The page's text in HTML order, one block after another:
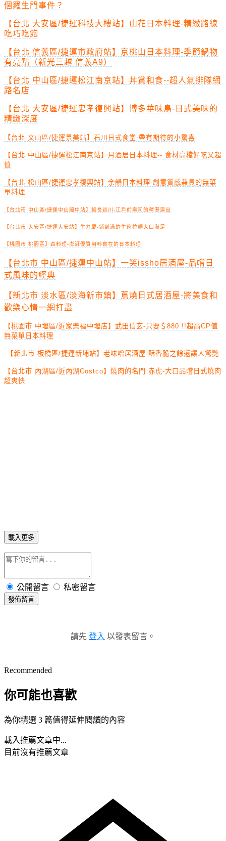
個羅生門事件？
【台北 大安區/捷運科技大樓站】山花日本料理-精緻路線
吃巧吃飽
【台北 信義區/捷運市政府站】京桃山日本料理-季節鍋物
有亮點（新光三越 信義A9）
【台北 中山區/捷運松江南京站】丼賞和食--超人氣排隊網
路名店
【台北 大安區/捷運忠孝復興站】博多華味鳥-日式美味的
精緻深度
【台北 文山區/捷運景美站】石川日式食堂-帶有期待的小驚喜
【台北 中山區/捷運松江南京站】月酒居日本料理-- 食材高檔好吃又超
值
【台北 松山區/捷運忠孝復興站】余韻日本料理-創意質感兼具的無菜
單料理
【台北市 中山區/捷運中山國中站】鮨長谷川-江戶前壽司的精湛演出
【台北市 大安區/捷運大安站】牛弁慶-鋪到滿的牛肉拉麵大口滿足
【桃園市 桃園區】森料理-澎湃優質用料實在的日本料理
【台北市 中山區/捷運中山站】一笑issho居酒屋-品嚐日
式風味的經典
【新北市 淡水區/淡海新市鎮】蔦燒日式居酒屋-將美食和
歡樂心情一網打盡
【桃園市 中壢區/近家樂福中壢店】武田信玄-只要＄880 !!超高CP值
無菜單日本料理
【新北市 板橋區/捷運新埔站】老味噌居酒屋-酥香脆之餘還讓人驚艷
【台北市 內湖區/近內湖Costco】燒肉的名門 赤虎-大口品嚐日式燒肉
超爽快
載入更多
公開留言 私密留言
發佈留言
請先 登入 以發表留言。
Recommended
你可能也喜歡
為你精選 3 篇值得延伸閱讀的內容
載入推薦文章中...
目前沒有推薦文章